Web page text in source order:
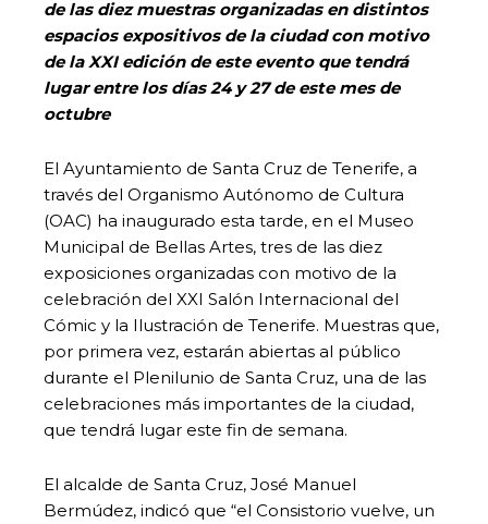
de las diez muestras organizadas en distintos
espacios expositivos de la ciudad con motivo
de la XXI edición de este evento que tendrá
lugar entre los días 24 y 27 de este mes de
octubre
El Ayuntamiento de Santa Cruz de Tenerife, a
través del Organismo Autónomo de Cultura
(OAC) ha inaugurado esta tarde, en el Museo
Municipal de Bellas Artes, tres de las diez
exposiciones organizadas con motivo de la
celebración del XXI Salón Internacional del
Cómic y la Ilustración de Tenerife. Muestras que,
por primera vez, estarán abiertas al público
durante el Plenilunio de Santa Cruz, una de las
celebraciones más importantes de la ciudad,
que tendrá lugar este fin de semana.
El alcalde de Santa Cruz, José Manuel
Bermúdez, indicó que “el Consistorio vuelve, un